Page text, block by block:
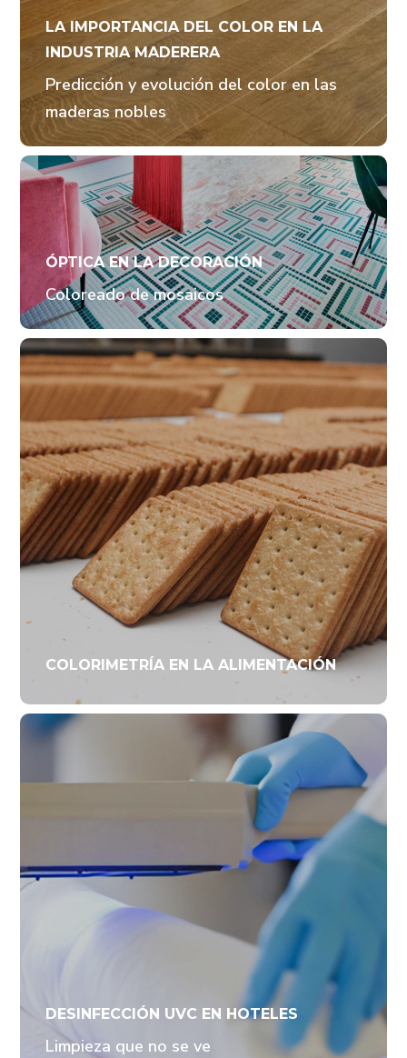
LA IMPORTANCIA DEL COLOR EN LA
INDUSTRIA MADERERA
Predicción y evolución del color en las
maderas nobles
ÓPTICA EN LA DECORACIÓN
Coloreado de mosaicos
COLORIMETRÍA EN LA ALIMENTACIÓN
DESINFECCIÓN UVC EN HOTELES
Limpieza que no se ve